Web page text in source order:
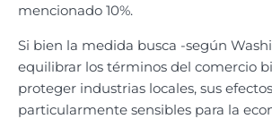
mencionado 10%.
Si bien la medida busca -según
equilibrar los términos del comercio
proteger industrias locales, sus
particularmente sensibles para la